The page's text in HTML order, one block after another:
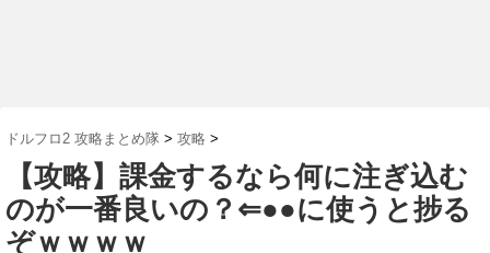
ドルフロ2 攻略まとめ隊 > 攻略 >
【攻略】課金するなら何に注ぎ込む
のが一番良いの？⇐●●に使うと捗る
ぞｗｗｗｗ